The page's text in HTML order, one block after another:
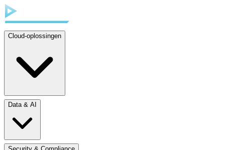
Cloud-oplossingen
Data & AI